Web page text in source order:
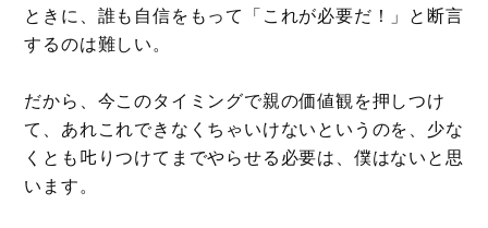
ときに、誰も自信をもって「これが必要だ！」と断言
するのは難しい。
だから、今このタイミングで親の価値観を押しつけ
て、あれこれできなくちゃいけないというのを、少な
くとも𠮟りつけてまでやらせる必要は、僕はないと思
います。